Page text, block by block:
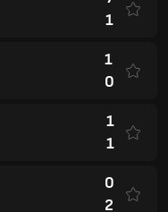
1
1
0
1
1
0
2